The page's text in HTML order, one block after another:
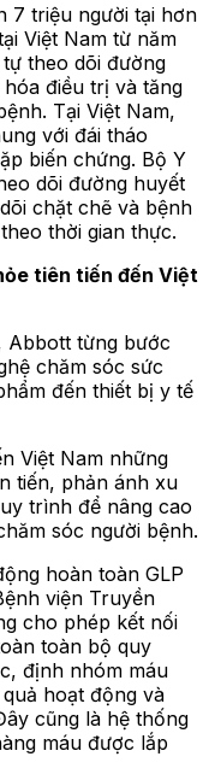
7 triệu người tại hơn
Việt Nam từ năm
theo dõi đường
điều trị và tăng
Tại Việt Nam,
với đái tháo
biến chứng. Bộ Y
dõi đường huyết
chặt chẽ và bệnh
thời gian thực.
tiên tiến đến Việt
Abbott từng bước
chăm sóc sức
đến thiết bị y tế
Việt Nam những
tiến, phản ánh xu
trình để nâng cao
sóc người bệnh.
hoàn toàn GLP
viện Truyền
cho phép kết nối
toàn bộ quy
định nhóm máu
hoạt động và
cũng là hệ thống
máu được lắp